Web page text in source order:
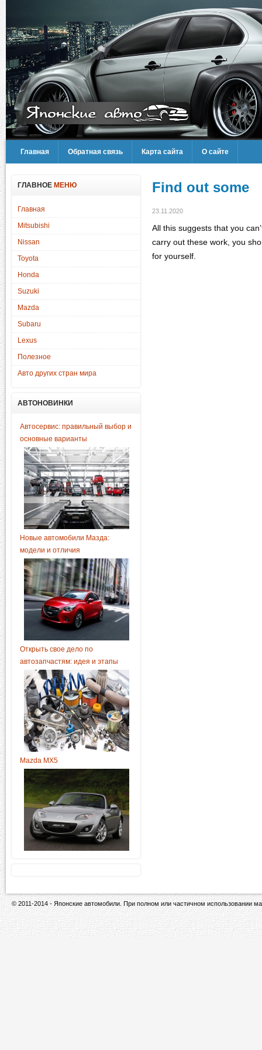
Главная Обратная связь Карта сайта О сайте
ГЛАВНОЕ МЕНЮ
Главная
Mitsubishi
Nissan
Toyota
Honda
Suzuki
Mazda
Subaru
Lexus
Полезное
Авто других стран мира
АВТОНОВИНКИ
Автосервис: правильный выбор и
основные варианты
Новые автомобили Мазда:
модели и отличия
Открыть свое дело по
автозапчастям: идея и этапы
Mazda MX5
Find out some
23.11.2020
All this suggests that you
carry out these work, you
for yourself.
© 2011-2014 - Японские автомобили. При полном или частичном использовании